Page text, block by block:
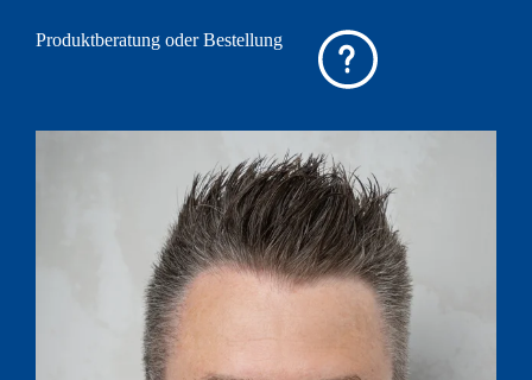
Produktberatung oder Bestellung